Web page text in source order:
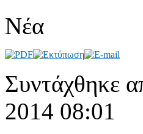
Νέα
Συντάχθηκε
2014 08:01